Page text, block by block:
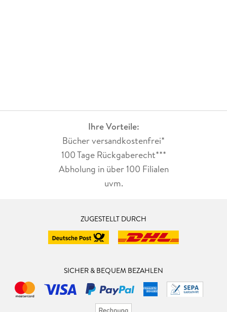
Ihre Vorteile:
Bücher versandkostenfrei*
100 Tage Rückgaberecht***
Abholung in über 100 Filialen
uvm.
ZUGESTELLT DURCH
SICHER & BEQUEM BEZAHLEN